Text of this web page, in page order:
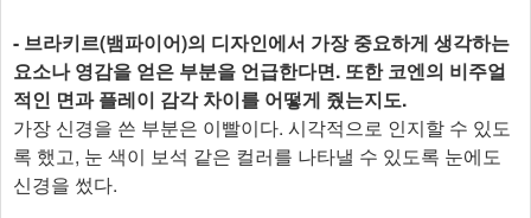
- 브라키르(뱀파이어)의 디자인에서 가장 중요하게 생각하는
요소나 영감을 얻은 부분을 언급한다면. 또한 코엔의 비주얼
적인 면과 플레이 감각 차이를 어떻게 줬는지도.
가장 신경을 쓴 부분은 이빨이다. 시각적으로 인지할 수 있도
록 했고, 눈 색이 보석 같은 컬러를 나타낼 수 있도록 눈에도
신경을 썼다.